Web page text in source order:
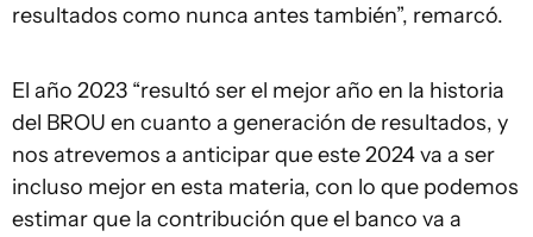
resultados como nunca antes también”, remarcó.
El año 2023 “resultó ser el mejor año en la historia
del BROU en cuanto a generación de resultados, y
nos atrevemos a anticipar que este 2024 va a ser
incluso mejor en esta materia, con lo que podemos
estimar que la contribución que el banco va a